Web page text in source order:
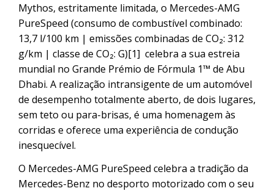
Mythos, estritamente limitada, o Mercedes-AMG
PureSpeed (consumo de combustível combinado:
13,7 l/100 km | emissões combinadas de CO₂: 312
g/km | classe de CO₂: G)[1] celebra a sua estreia
mundial no Grande Prémio de Fórmula 1™ de Abu
Dhabi. A realização intransigente de um automóvel
de desempenho totalmente aberto, de dois lugares,
sem teto ou para-brisas, é uma homenagem às
corridas e oferece uma experiência de condução
inesquecível.
O Mercedes-AMG PureSpeed celebra a tradição da
Mercedes-Benz no desporto motorizado com o seu